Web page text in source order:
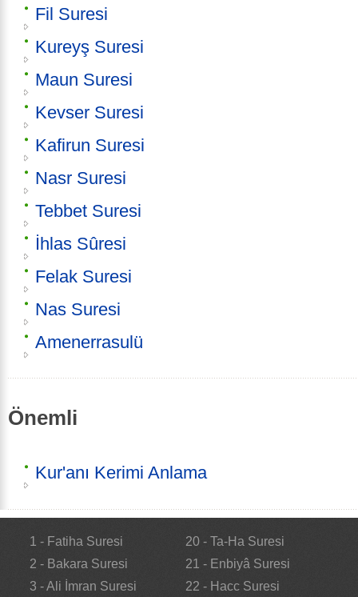
Fil Suresi
Kureyş Suresi
Maun Suresi
Kevser Suresi
Kafirun Suresi
Nasr Suresi
Tebbet Suresi
İhlas Sûresi
Felak Suresi
Nas Suresi
Amenerrasulü
Önemli
Kur'anı Kerimi Anlama
1 - Fatiha Suresi
2 - Bakara Suresi
3 - Ali İmran Suresi
20 - Ta-Ha Suresi
21 - Enbiyâ Suresi
22 - Hacc Suresi